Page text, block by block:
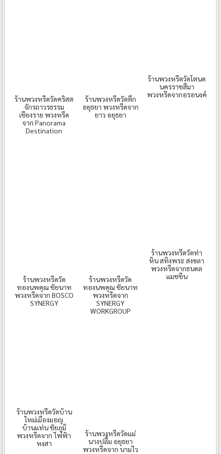
ร้านพวงหรีดวัดคริสต
จักรถาวรธรรม
เชียงราย พวงหรีด
จาก Panorama
Destination
ร้านพวงหรีดวัดตึก
อยุธยา พวงหรีดจาก
ยาว อยุธยา
ร้านพวงหรีดวัดโตนด
นครราชสีมา
พวงหรีดจากอรอนงค์
ร้านพวงหรีดวัด
ทองนพคุณ ชัยนาท
พวงหรีดจาก BOSCO
SYNERGY
ร้านพวงหรีดวัด
ทองนพคุณ ชัยนาท
พวงหรีดจาก
SYNERGY
WORKGROUP
ร้านพวงหรีดวัดท่า
หิน สทิงพระ สงขลา
พวงหรีดจากธนดล
แมชชีน
ร้านพวงหรีดวัดบ้าน
ใหม่เมืองมอญ
บ้านแท่น ชัยภูมิ
พวงหรีดจาก ไฟฟ้า
หงสา
ร้านพวงหรีดวัดแม่
นางปลื้ม อยุธยา
พวงหรีดจาก นามไว